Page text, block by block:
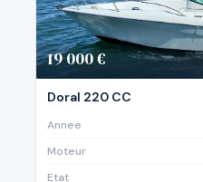
19 000 €
Doral 220 CC
Annee
Moteur
Etat